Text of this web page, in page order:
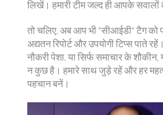
लिखें। हमारी टीम जल्द ही आपके सवालों
तो चलिए, अब आप भी "सीआईडी" टैग को
अद्यतन रिपोर्ट और उपयोगी टिप्स पाते
नौकरी पेशा, या सिर्फ समाचार के
न कुछ है। हमारे साथ जुड़े रहें और हर
पहचान बनें।